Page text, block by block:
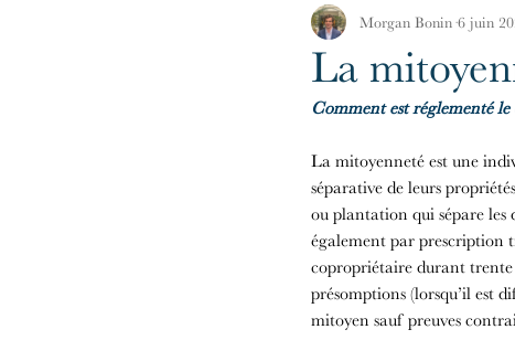
La Copropriété Les Règles
Immobilier en France
La
Morgan Bonin 6 juin
Comment est réglementé
La mitoyenneté est une
séparative de leurs
ou plantation qui sépare
également par prescription
copropriétaire durant trente
présomptions (lorsqu’il est
mitoyen sauf preuves